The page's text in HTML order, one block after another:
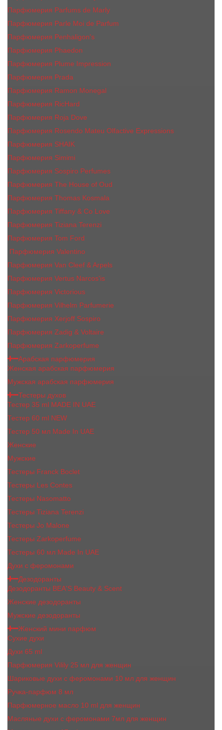
Парфюмерия Parfums de Marly
Парфюмерия Parle Moi de Parfum
Парфюмерия Penhaligon's
Парфюмерия Phaedon
Парфюмерия Plume Impression
Парфюмерия Prada
Парфюмерия Ramon Monegal
Парфюмерия RicHard
Парфюмерия Roja Dove
Парфюмерия Rosendo Mateu Olfactive Expressions
Парфюмерия SHAIK
Парфюмерия Simimi
Парфюмерия Sospiro Perfumes
Парфюмерия The House of Oud
Парфюмерия Thomas Kosmala
Парфюмерия Tiffany & Co Love
Парфюмерия Tiziana Terenzi
Парфюмерия Tom Ford
Парфюмерия Valentino
Парфюмерия Van Cleef & Arpels
Парфюмерия Vertus Narcos'is
Парфюмерия Victorious
Парфюмерия Vilhelm Parfumerie
Парфюмерия Xerjoff Sospiro
Парфюмерия Zadig & Voltaire
Парфюмерия Zarkoperfume
Арабская парфюмерия
Женская арабская парфюмерия
Мужская арабская парфюмерия
Тестеры духов
Тестер 35 ml MADE IN UAE
Тестер 60 ml NEW
Тестер 50 мл Made In UAE
Женские
Мужские
Тестеры Franck Boclet
Тестеры Les Contes
Тестеры Nasomatto
Тестеры Tiziana Terenzi
Тестеры Jо Malоnе
Тестеры Zarkoperfume
Тестеры 60 мл Made In UAE
Духи с феромонами
Дезодоранты
Дезодоранты BEA'S Beauty & Scent
Женские дезодоранты
Мужские дезодоранты
Женский мини парфюм
Сухие духи
Духи 65 ml
Парфюмерия Vilily 25 мл для женщин
Шариковые духи с феромонами 10 мл для женщин
Ручка-парфюм 8 мл
Парфюмерное масло 10 ml для женщин
Масляные духи c феромонами 7мл для женщин